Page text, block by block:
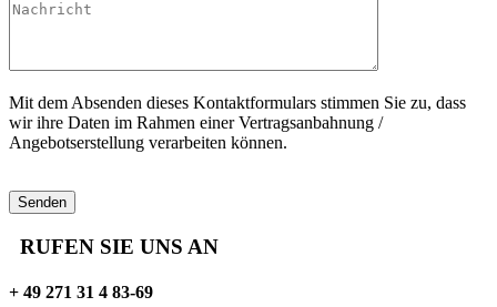
Mit dem Absenden dieses Kontaktformulars stimmen Sie zu, dass
wir ihre Daten im Rahmen einer Vertragsanbahnung /
Angebotserstellung verarbeiten können.
RUFEN SIE UNS AN
+ 49 271 31 4 83-69